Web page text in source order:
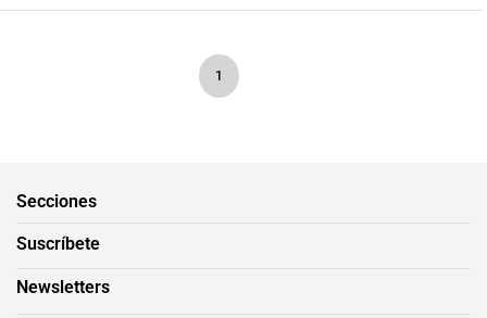
1
Secciones
Suscríbete
Newsletters